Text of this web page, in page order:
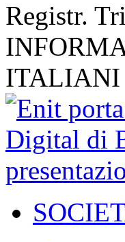
Registr.
ITALIANI